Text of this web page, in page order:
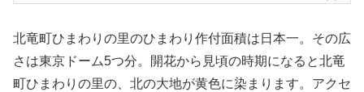
北竜町ひまわりの里のひまわり作付面積は日本一。その広
さは東京ドーム5つ分。開花から見頃の時期になると北竜
町ひまわりの里の、北の大地が黄色に染まります。アクセ